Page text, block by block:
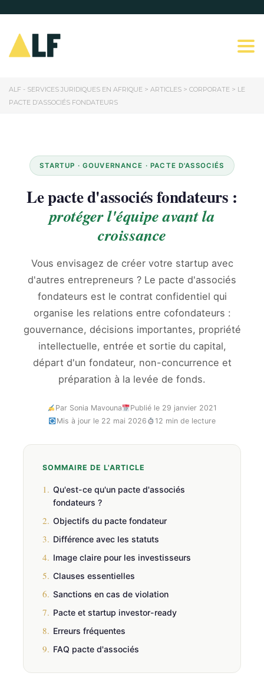
ALF - SERVICES JURIDIQUES EN AFRIQUE > ARTICLES > CORPORATE > LE
PACTE D’ASSOCIÉS FONDATEURS
STARTUP · GOUVERNANCE · PACTE D'ASSOCIÉS
Le pacte d'associés fondateurs :
protéger l'équipe avant la
croissance
Vous envisagez de créer votre startup avec
d'autres entrepreneurs ? Le pacte d'associés
fondateurs est le contrat confidentiel qui
organise les relations entre cofondateurs :
gouvernance, décisions importantes, propriété
intellectuelle, entrée et sortie du capital,
départ d'un fondateur, non-concurrence et
préparation à la levée de fonds.
Par Sonia Mavouna
Publié le 29 janvier 2021
Mis à jour le 22 mai 2026
12 min de lecture
SOMMAIRE DE L'ARTICLE
1. Qu'est-ce qu'un pacte d'associés
fondateurs ?
2. Objectifs du pacte fondateur
3. Différence avec les statuts
4. Image claire pour les investisseurs
5. Clauses essentielles
6. Sanctions en cas de violation
7. Pacte et startup investor-ready
8. Erreurs fréquentes
9. FAQ pacte d'associés